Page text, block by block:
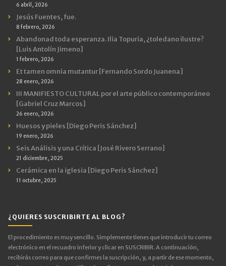
6 abril, 2026
Jesús Fuentes, fue.
8 febrero, 2026
Abandonad toda esperanza. Ilia Topuria, ¿toledano ilustre?
[Luis Antolín Jimeno]
1 febrero, 2026
Et tamen omnia mutantur [Fernando Sordo Juanena]
28 enero, 2026
III MANIFIESTO CULTURAL por el arte público contemporáneo
[Gabriel Cruz Marcos]
26 enero, 2026
Huesos y pieles [Diego Peris Sánchez]
19 enero, 2026
Seis Análisis y una Crítica [José Rivero Serrano]
21 diciembre, 2025
Cerámica en la iglesia [Diego Peris Sánchez]
11 octubre, 2025
¿QUIERES SUSCRIBIRTE AL BLOG?
El procedimiento es muy sencillo. Simplemente tienes que introducir tu correo
electrónico en el recuadro inferior y clicar en SUSCRIBIR. A continuación,
recibirás correo para que confirmes la suscripción, y, a partir de ese momento,